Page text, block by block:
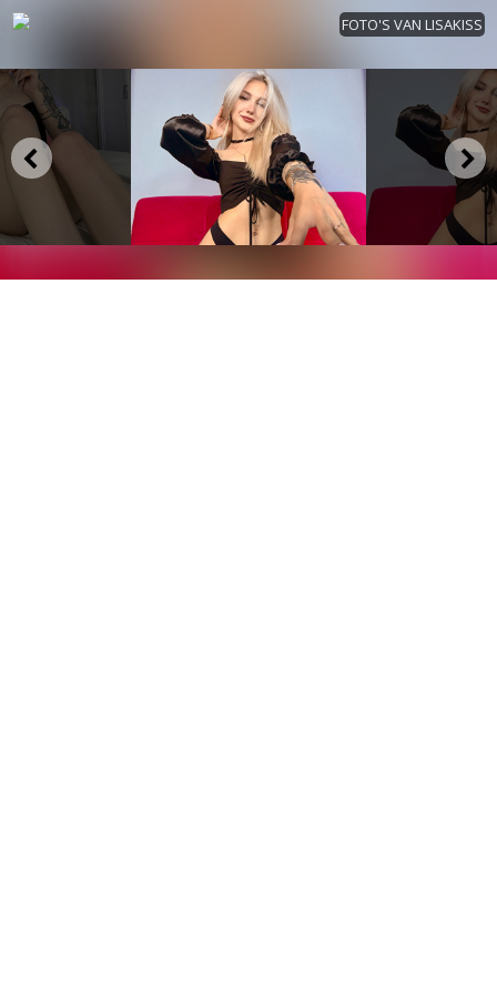
FOTO'S VAN LISAKISS